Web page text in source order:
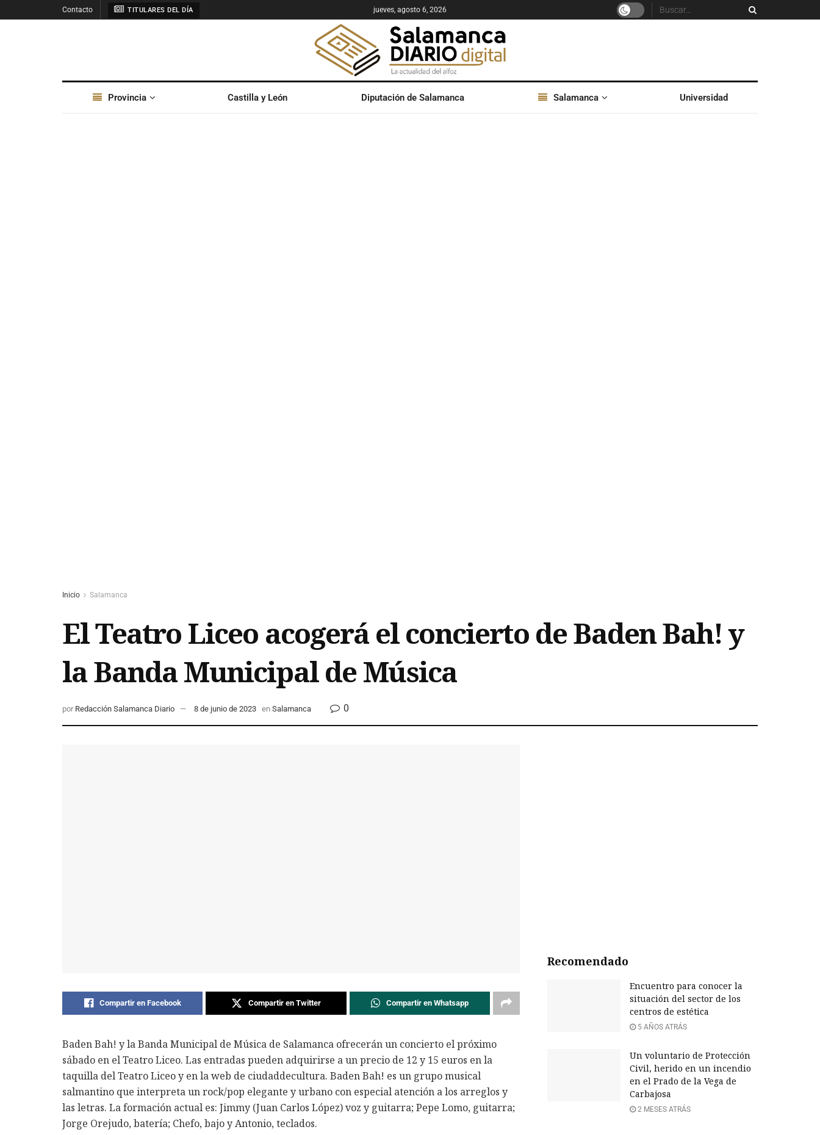
Contacto TITULARES DEL DÍA jueves, agosto 6, 2026
Provincia Castilla y León Diputación de Salamanca Salamanca Universidad
Inicio Salamanca
El Teatro Liceo acogerá el concierto de Baden Bah! y
la Banda Municipal de Música
por Redacción Salamanca Diario 8 de junio de 2023 en Salamanca 0
Compartir en Facebook Compartir en Twitter Compartir en Whatsapp
Baden Bah! y la Banda Municipal de Música de Salamanca ofrecerán un concierto el próximo
sábado en el Teatro Liceo. Las entradas pueden adquirirse a un precio de 12 y 15 euros en la
taquilla del Teatro Liceo y en la web de ciudaddecultura. Baden Bah! es un grupo musical
salmantino que interpreta un rock/pop elegante y urbano con especial atención a los arreglos y
las letras. La formación actual es: Jimmy (Juan Carlos López) voz y guitarra; Pepe Lomo, guitarra;
Jorge Orejudo, batería; Chefo, bajo y Antonio, teclados.
Recomendado
Encuentro para conocer la
situación del sector de los
centros de estética
5 AÑOS ATRÁS
Un voluntario de Protección
Civil, herido en un incendio
en el Prado de la Vega de
Carbajosa
2 MESES ATRÁS